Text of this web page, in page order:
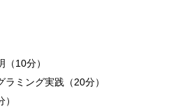
10分）
ミング実践（20分）